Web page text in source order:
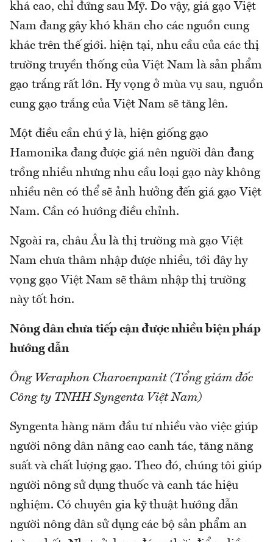
khá cao, chỉ đứng sau Mỹ. Do vậy, giá gạo Việt
Nam đang gây khó khăn cho các nguồn cung
khác trên thế giới. hiện tại, nhu cầu của các thị
trường truyền thống của Việt Nam là sản phẩm
gạo trắng rất lớn. Hy vọng ở mùa vụ sau, nguồn
cung gạo trắng của Việt Nam sẽ tăng lên.
Một điều cần chú ý là, hiện giống gạo
Hamonika đang được giá nên người dân đang
trồng nhiều nhưng nhu cầu loại gạo này không
nhiều nên có thể sẽ ảnh hưởng đến giá gạo Việt
Nam. Cần có hướng điều chỉnh.
Ngoài ra, châu Âu là thị trường mà gạo Việt
Nam chưa thâm nhập được nhiều, tới đây hy
vọng gạo Việt Nam sẽ thâm nhập thị trường
này tốt hơn.
Nông dân chưa tiếp cận được nhiều biện pháp
hướng dẫn
Ông Weraphon Charoenpanit (Tổng giám đốc
Công ty TNHH Syngenta Việt Nam)
Syngenta hàng năm đầu tư nhiều vào việc giúp
người nông dân nâng cao canh tác, tăng năng
suất và chất lượng gạo. Theo đó, chúng tôi giúp
người nông sử dụng thuốc và canh tác hiệu
nghiệm. Có chuyên gia kỹ thuật hướng dẫn
người nông dân sử dụng các bộ sản phẩm an